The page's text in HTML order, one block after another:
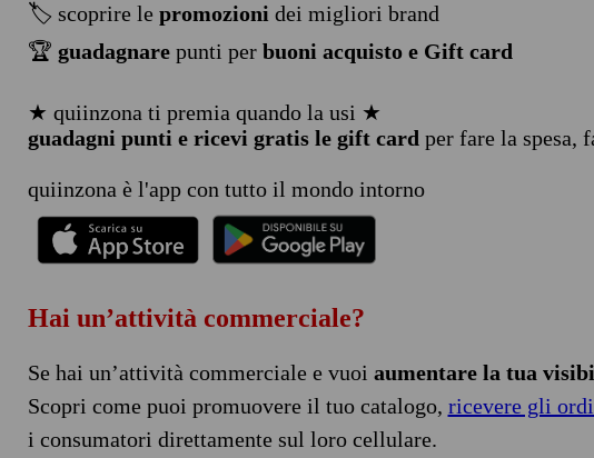
🏷️ scoprire le promozioni dei migliori brand
🏆 guadagnarepunti per buoni acquisto e Gift card
★ quiinzona ti premia quando la usi ★
guadagni punti e ricevi gratis le gift card per fare la spesa,
quiinzona è l'app con tutto il mondo intorno
Hai un’attività commerciale?
Se hai un’attività commerciale e vuoi aumentare la tua
Scopri come puoi promuovere il tuo catalogo, ricevere gli
i consumatori direttamente sul loro cellulare.